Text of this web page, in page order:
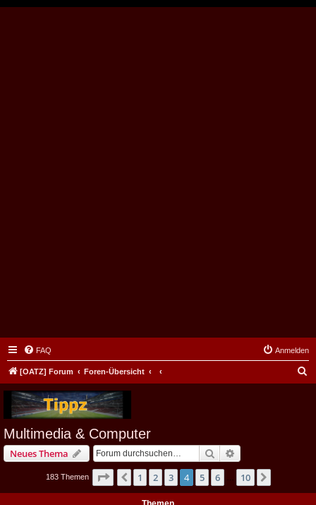
FAQ Anmelden
[OATZ] Forum Foren-Übersicht
Multimedia & Computer
Neues Thema Suche
183 Themen Seite von
Vorherige
1 2 3 4 5 6 10